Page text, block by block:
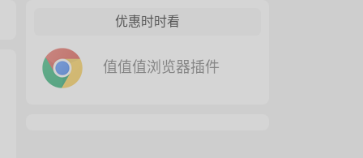
优惠时时看
值值值浏览器插件